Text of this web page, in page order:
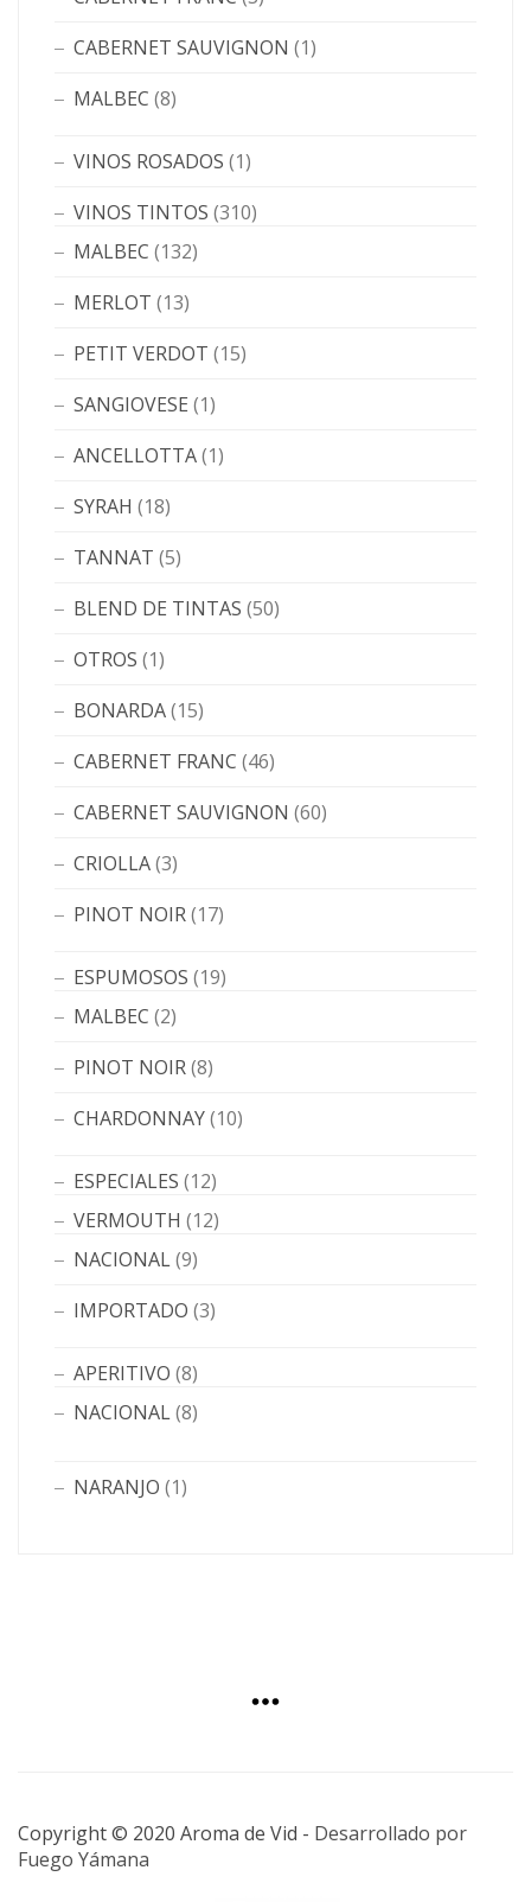
CABERNET SAUVIGNON (1)
MALBEC (8)
VINOS ROSADOS (1)
VINOS TINTOS (310)
MALBEC (132)
MERLOT (13)
PETIT VERDOT (15)
SANGIOVESE (1)
ANCELLOTTA(1)
SYRAH (18)
TANNAT (5)
BLEND DE TINTAS (50)
OTROS (1)
BONARDA(15)
CABERNET FRANC (46)
CABERNET SAUVIGNON (60)
CRIOLLA(3)
PINOT NOIR(17)
ESPUMOSOS (19)
MALBEC (2)
PINOT NOIR(8)
CHARDONNAY(10)
ESPECIALES (12)
VERMOUTH (12)
NACIONAL(9)
IMPORTADO (3)
APERITIVO (8)
NACIONAL(8)
NARANJO (1)
Copyright © 2020 Aroma de Vid - Desarrollado por
Fuego Yámana